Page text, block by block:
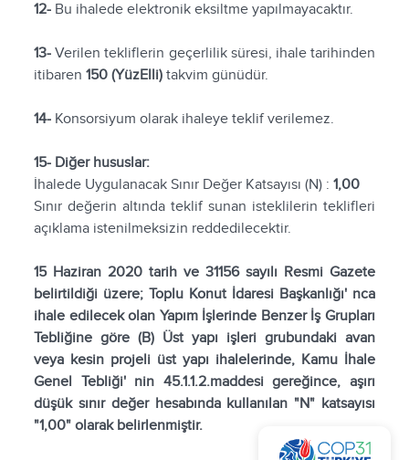
12- Bu ihalede elektronik eksiltme yapılmayacaktır.
13- Verilen tekliflerin geçerlilik süresi, ihale tarihinden
itibaren150 (YüzElli) takvim günüdür.
14- Konsorsiyum olarak ihaleye teklif verilemez.
15- Diğer hususlar:
İhalede Uygulanacak Sınır Değer Katsayısı (N) :1,00
Sınır değerin altında teklif sunan isteklilerin teklifleri
açıklama istenilmeksizin reddedilecektir.
15 Haziran 2020 tarih ve 31156 sayılı Resmi Gazete
belirtildiği üzere; Toplu Konut İdaresi Başkanlığı' nca
ihale edilecek olan Yapım İşlerinde Benzer İş Grupları
Tebliğine göre (B) Üst yapı işleri grubundaki avan
veya kesin projeli üst yapı ihalelerinde, Kamu İhale
Genel Tebliği' nin 45.1.1.2.maddesi gereğince, aşırı
düşük sınır değer hesabında kullanılan "N" katsayısı
"1,00" olarak belirlenmiştir.